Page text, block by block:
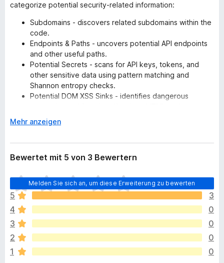
categorize potential security-related information:
Subdomains - discovers related subdomains within the
code.
Endpoints & Paths - uncovers potential API endpoints
and other useful paths.
Potential Secrets - scans for API keys, tokens, and
other sensitive data using pattern matching and
Shannon entropy checks.
Potential DOM XSS Sinks - identifies dangerous
document.write.
Interesting Parameters - flags potentially vulnerable
expose original source code.
If it is a valid source map, the extension tries to
deconstruct source files based on data there
JS Libraries - lists identified JavaScript libraries and
their versions.
A
s
k
l
p
e
n
Mehr anzeigen
Bewertet mit 5 von 3 Bewertern
Melden Sie sich an, um diese Erweiterung zu bewerten
E
s
l
i
e
g
e
n
5
3
4
0
3
0
2
0
1
0